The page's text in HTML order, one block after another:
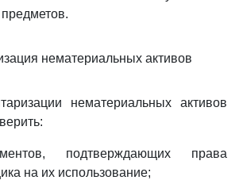
предметов.
нематериальных активов
нематериальных активов
подтверждающих права
на их использование;